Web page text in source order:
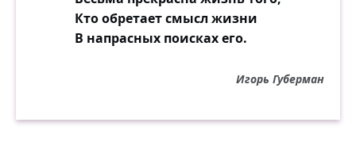
Кто обретает смысл жизни
В напрасных поисках его.
Игорь Губерман